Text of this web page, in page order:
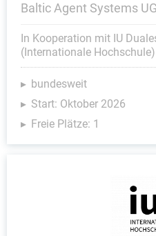
Baltic Agent Systems UG
In Kooperation mit IU
(Internationale Hochschule)
bundesweit
Start: Oktober 2026
Freie Plätze: 1